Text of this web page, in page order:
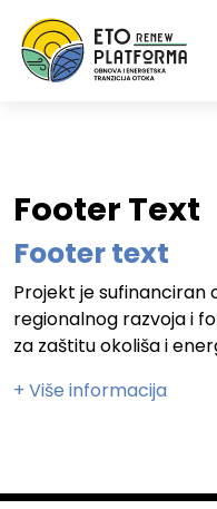
Footer Text
Footer text
Projekt je sufinanciran
regionalnog razvoja i
za zaštitu okoliša i
+ Više informacija